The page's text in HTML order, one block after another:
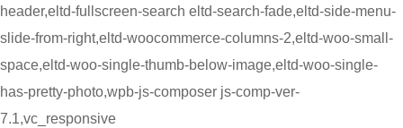
header,eltd-fullscreen-search eltd-search-fade,eltd-side-menu-
slide-from-right,eltd-woocommerce-columns-2,eltd-woo-small-
space,eltd-woo-single-thumb-below-image,eltd-woo-single-
has-pretty-photo,wpb-js-composer js-comp-ver-
7.1,vc_responsive